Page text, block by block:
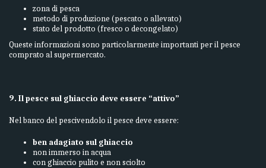
zona di pesca
metodo di produzione (pescato o allevato)
stato del prodotto (fresco o decongelato)
Queste informazioni sono particolarmente importanti per il pesce
comprato al supermercato.
9. Il pesce sul ghiaccio deve essere “attivo”
Nel banco del pescivendolo il pesce deve essere:
ben adagiato sul ghiaccio
non immerso in acqua
con ghiaccio pulito e non sciolto